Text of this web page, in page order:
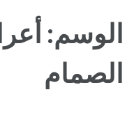
الوسم:
الصمام